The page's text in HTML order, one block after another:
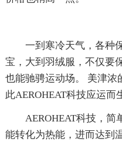
一到寒冷天气，各种
宝，大到羽绒服，不仅要
也能驰骋运动场。 美津浓
此AEROHEAT科技应运而
AEROHEAT科技，
能转化为热能，进而达到